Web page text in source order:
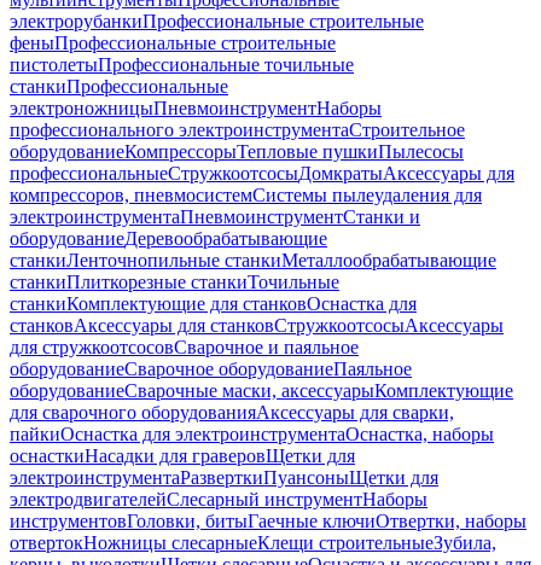
электрорубанкиПрофессиональные строительные
феныПрофессиональные строительные
пистолетыПрофессиональные точильные
станкиПрофессиональные
электроножницыПневмоинструментНаборы
профессионального электроинструментаСтроительное
оборудованиеКомпрессорыТепловые пушкиПылесосы
профессиональныеСтружкоотсосыДомкратыАксессуары для
компрессоров, пневмосистемСистемы пылеудаления для
электроинструментаПневмоинструментСтанки и
оборудованиеДеревообрабатывающие
станкиЛенточнопильные станкиМеталлообрабатывающие
станкиПлиткорезные станкиТочильные
станкиКомплектующие для станковОснастка для
станковАксессуары для станковСтружкоотсосыАксессуары
для стружкоотсосовСварочное и паяльное
оборудованиеСварочное оборудованиеПаяльное
оборудованиеСварочные маски, аксессуарыКомплектующие
для сварочного оборудованияАксессуары для сварки,
пайкиОснастка для электроинструментаОснастка, наборы
оснасткиНасадки для граверовЩетки для
электроинструментаРазверткиПуансоныЩетки для
электродвигателейСлесарный инструментНаборы
инструментовГоловки, битыГаечные ключиОтвертки, наборы
отвертокНожницы слесарныеКлещи строительныеЗубила,